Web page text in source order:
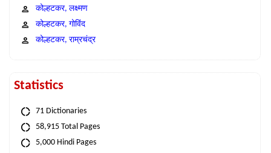
कोल्हटकर, लक्ष्मण
कोल्हटकर, गोविंद
कोल्हटकर, राम्रचंद्र
Statistics
71 Dictionaries
58,915 Total Pages
5,000 Hindi Pages